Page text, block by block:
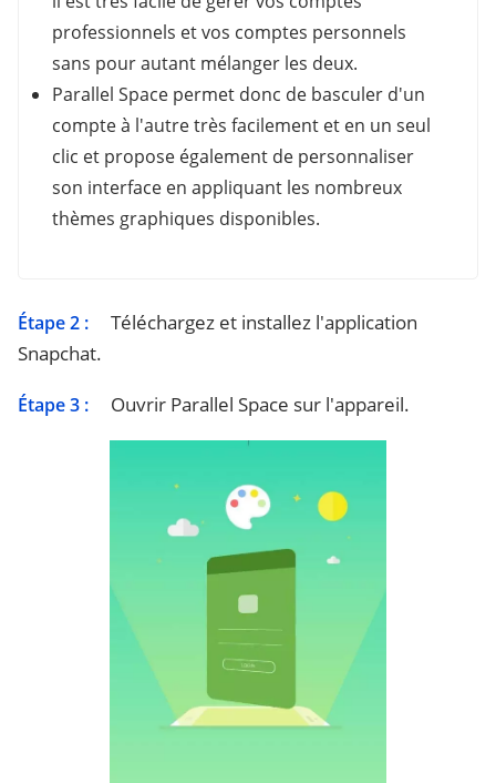
professionnels et vos comptes personnels
sans pour autant mélanger les deux.
Parallel Space permet donc de basculer d'un
compte à l'autre très facilement et en un seul
clic et propose également de personnaliser
son interface en appliquant les nombreux
thèmes graphiques disponibles.
Étape 2 :
Téléchargez et installez l'application
Snapchat.
Étape 3 : Ouvrir Parallel Space sur l'appareil.